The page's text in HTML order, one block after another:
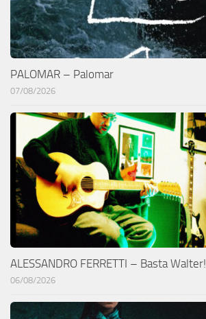
PALOMAR – Palomar
07/08/2026
ALESSANDRO FERRETTI – Basta Walter!
06/08/2026